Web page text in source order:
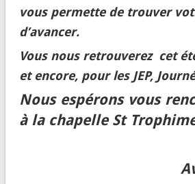
vous permette de trouver
d’avancer.
Vous nous retrouverez cet
et encore, pour les JEP,
Nous espérons vous
à la chapelle St